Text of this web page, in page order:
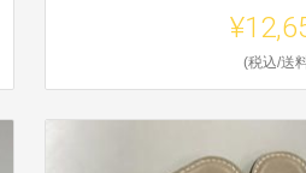
(税込/送